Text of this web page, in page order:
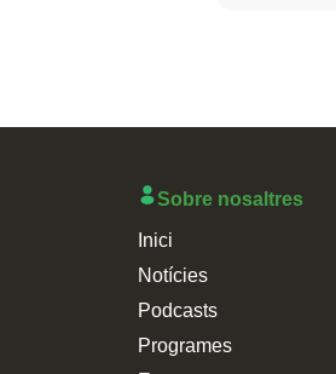
Sobre nosaltres
Inici
Notícies
Podcasts
Programes